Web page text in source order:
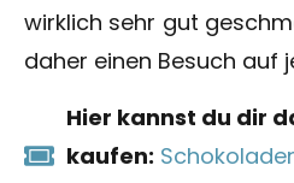
wirklich sehr gut
daher einen Besuch auf
Hier kannst du dir
kaufen: